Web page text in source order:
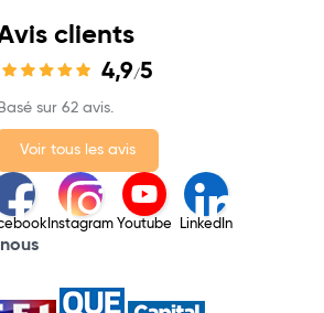
clients
4,9/5
Basé sur 62 avis.
Voir tous les avis
Instagram Youtube LinkedIn